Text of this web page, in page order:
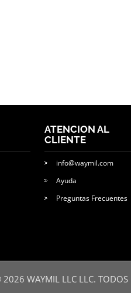
ATENCION AL
CLIENTE
info@waymil.com
Ayuda
Preguntas Frecuentes
2026 WAYMIL LLC LLC. TODOS